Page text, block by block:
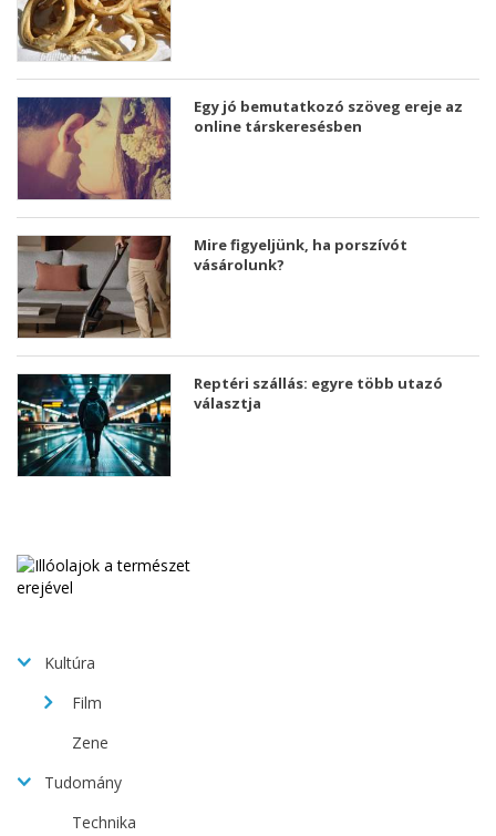
Egy jó bemutatkozó szöveg ereje az
online társkeresésben
Mire figyeljünk, ha porszívót
vásárolunk?
Reptéri szállás: egyre több utazó
választja
Kultúra
Film
Zene
Tudomány
Technika